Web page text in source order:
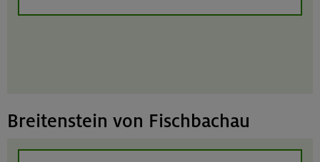
Breitenstein von Fischbachau